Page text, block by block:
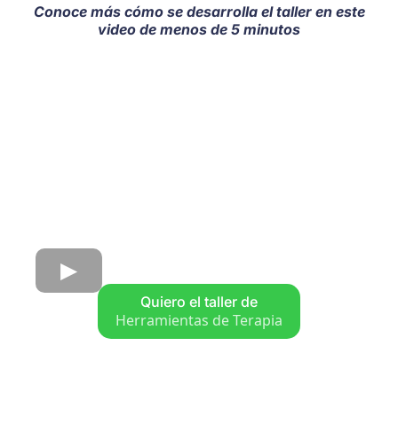
Conoce más cómo se desarrolla el taller en este
video de menos de 5 minutos
Quiero el taller de
Herramientas de Terapia